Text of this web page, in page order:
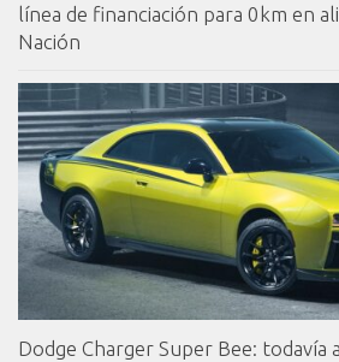
línea de financiación para 0km en
Nación
Dodge Charger Super Bee: todavía